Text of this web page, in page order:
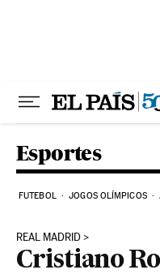
Esportes
FUTEBOL JOGOS OLÍMPICOS
REAL MADRID
Cristiano